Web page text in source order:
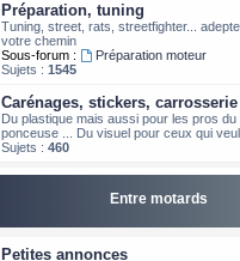
Préparation, tuning
Tuning, street, rats, streetfighter...
votre chemin
Sous-forum :
Préparation moteur
Sujets :1545
Carénages, stickers,
Du plastique mais aussi pour les pros du
ponceuse ... Du visuel pour ceux qui
Sujets :460
Entre motards
Petites annonces